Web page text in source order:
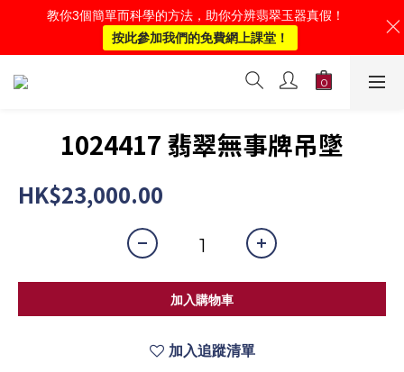
1024417 翡翠無事牌吊墜
HK$23,000.00
加入購物車
加入追蹤清單
教你3個簡單而科學的方法，助你分辨翡翠玉器真假！
按此參加我們的免費網上課堂！